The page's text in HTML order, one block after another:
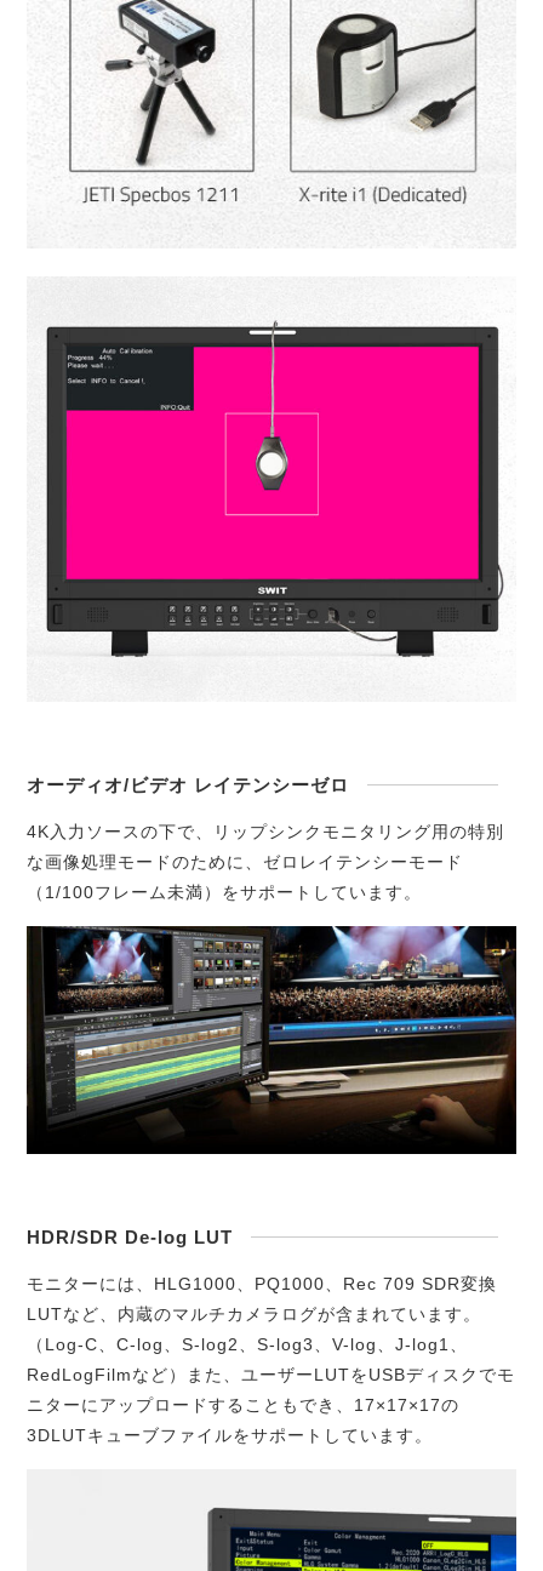
オーディオ/ビデオ レイテンシーゼロ
4K入力ソースの下で、リップシンクモニタリング用の特別
な画像処理モードのために、ゼロレイテンシーモード
（1/100フレーム未満）をサポートしています。
HDR/SDR De-log LUT
モニターには、HLG1000、PQ1000、Rec 709 SDR変換
LUTなど、内蔵のマルチカメラログが含まれています。
（Log-C、C-log、S-log2、S-log3、V-log、J-log1、
RedLogFilmなど）また、ユーザーLUTをUSBディスクでモ
ニターにアップロードすることもでき、17×17×17の
3DLUTキューブファイルをサポートしています。